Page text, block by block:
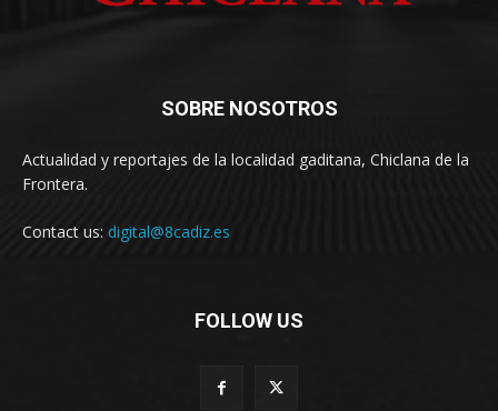
SOBRE NOSOTROS
Actualidad y reportajes de la localidad gaditana, Chiclana de la
Frontera.
Contact us: digital@8cadiz.es
FOLLOW US